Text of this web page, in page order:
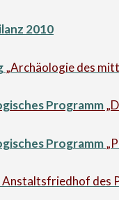
2010
„Archäologie des
Programm
Programm
Anstaltsfriedhof des